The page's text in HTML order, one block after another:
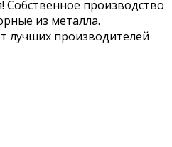
производство
из металла.
лучших производителей